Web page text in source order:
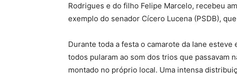
Rodrigues e do filho Felipe Marcelo, recebeu
exemplo do senador Cícero Lucena (PSDB),
Durante toda a festa o camarote da Iane
todos pularam ao som dos trios que passavam
montado no próprio local. Uma intensa